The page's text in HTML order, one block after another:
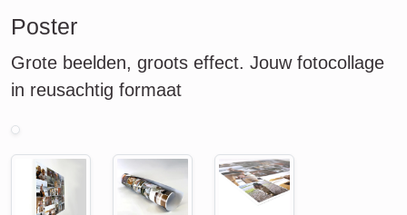
Poster
Grote beelden, groots effect. Jouw fotocollage
in reusachtig formaat